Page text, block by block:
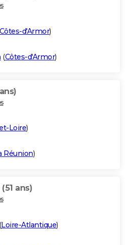
d'Armor)
(Côtes-d'Armor)
Loire)
Réunion)
(51 ans)
(Loire-Atlantique)